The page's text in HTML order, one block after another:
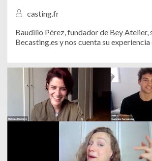
casting.fr
Baudilio Pérez, fundador de Bey Atelier,
Becasting.es y nos cuenta su experiencia en el medio